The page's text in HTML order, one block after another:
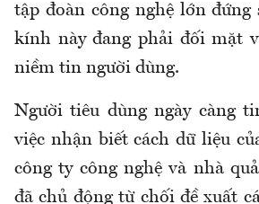
tập đoàn công nghệ lớn đứng
kính này đang phải đối mặt
niềm tin người dùng.
Người tiêu dùng ngày càng
việc nhận biết cách dữ liệu
công ty công nghệ và nhà
đã chủ động từ chối đề xuất